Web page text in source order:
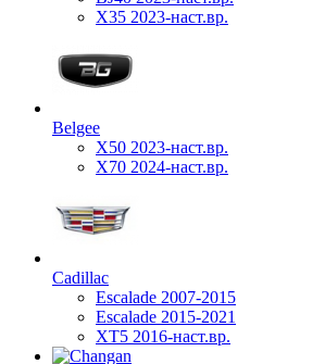
X35 2023-наст.вр.
Belgee
X50 2023-наст.вр.
X70 2024-наст.вр.
Cadillac
Escalade 2007-2015
Escalade 2015-2021
XT5 2016-наст.вр.